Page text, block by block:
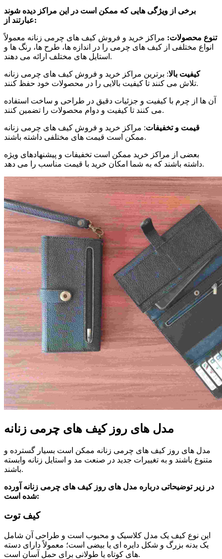
برخی از ویژگی هایی که ممکن است در این مراکز دیده شوند
عبارتند از:
تنوع محصولات: مراکز خرید و فروش کیف های چرمی زنانه معمولاً
انواع مختلفی از کیف های چرمی را در اندازه ها، طرح ها، رنگ ها و
استایل های مختلف ارائه می دهند.
کیفیت بالا: برترین مراکز خرید و فروش کیف های چرمی زنانه
تلاش می کنند تا کیفیت بالایی را در محصولات خود حفظ کنند.
آن ها از چرم با کیفیت و جزئیات دقیق در طراحی و ساخت استفاده
می کنند تا کیفیت و دوام محصولات را تضمین کنند.
قیمت و تخفیفات: مراکز خرید و فروش کیف های چرمی زنانه
ممکن است قیمت های مختلفی داشته باشند.
بعضی از مراکز خرید ممکن است تخفیفات و پیشنهادهای ویژه
داشته باشند که به شما امکان خرید با قیمت مناسب را می دهد.
مدل های روز کیف های چرمی زنانه
مدل های روز کیف های چرمی زنانه ممکن است بسیار گسترده و
متنوع باشند و به تغییرات جدید در صنعت مد و استایل زنانه وابسته
باشند.
در زیر توضیحاتی درباره مدل های روز کیف های چرمی زنانه آورده
شده است:
کیف توت
این نوع کیف یک مدل کلاسیک و محبوب است و طراحی آن شامل
یک بدنه بزرگ و شکل دایره ای یا بیضی است؛ معمولاً دارای دسته
های کوتاه یا طولانی برای حمل آسان است.